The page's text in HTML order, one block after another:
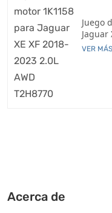
Juego
Jaguar
VER MÁS
Acerca de